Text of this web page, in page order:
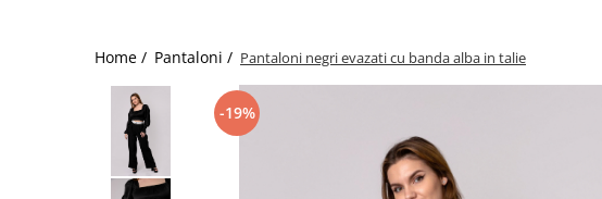
Home / Pantaloni / Pantaloni negri evazati cu banda alba in talie
-19%